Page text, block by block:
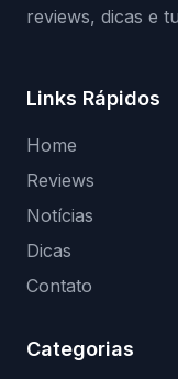
reviews, dicas e
Links Rápidos
Home
Reviews
Notícias
Dicas
Contato
Categorias